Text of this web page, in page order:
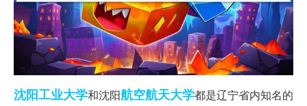
沈阳工业大学和沈阳航空航天大学都是辽宁省内知名的